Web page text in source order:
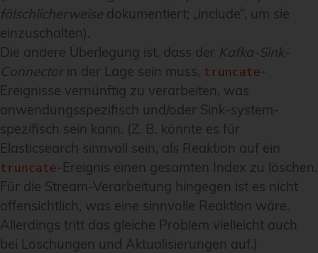
fälschlicherweise dokumentiert; „include“, um sie
einzuschalten).
Die andere Überlegung ist, dass der Kafka-Sink-
Connectorin der Lage sein muss, truncate-
Ereignisse vernünftig zu verarbeiten, was
anwendungsspezifisch und/oder Sink-system-
spezifisch sein kann. (Z. B. könnte es für
Elasticsearch sinnvoll sein, als Reaktion auf ein
truncate-Ereignis einen gesamten Index zu löschen.
Für die Stream-Verarbeitung hingegen ist es nicht
offensichtlich, was eine sinnvolle Reaktion wäre.
Allerdings tritt das gleiche Problem vielleicht auch
bei Löschungen und Aktualisierungen auf.)